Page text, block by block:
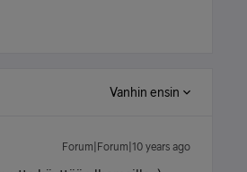
Vanhin ensin
Forum|Forum|10 years ago